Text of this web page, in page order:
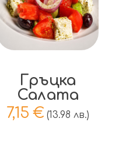
Гръцка
Салата
7,15 € (13.98 лв.)
Добави в
количката